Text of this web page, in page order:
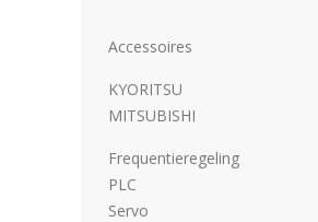
­Accessoires
KYORITSU
MITSUBISHI
Frequentieregeling
PLC
Servo